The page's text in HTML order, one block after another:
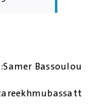
Samer Bassoulou: